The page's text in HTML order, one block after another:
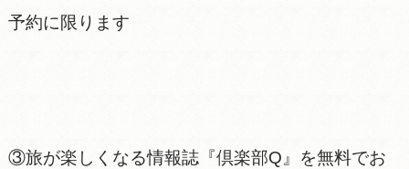
予約に限ります
③旅が楽しくなる情報誌『倶楽部Q』を無料でお